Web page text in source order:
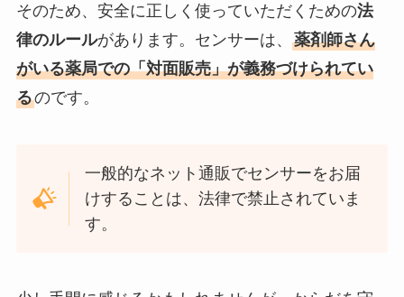
そのため、安全に正しく使っていただくための法
律のルールがあります。センサーは、 薬剤師さん
がいる薬局での「対面販売」が義務づけられてい
るのです。
一般的なネット通販でセンサーをお届
けすることは、法律で禁止されていま
す。